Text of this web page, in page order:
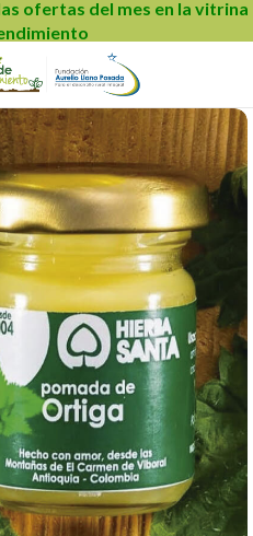
ofertas del mes en la vitrina